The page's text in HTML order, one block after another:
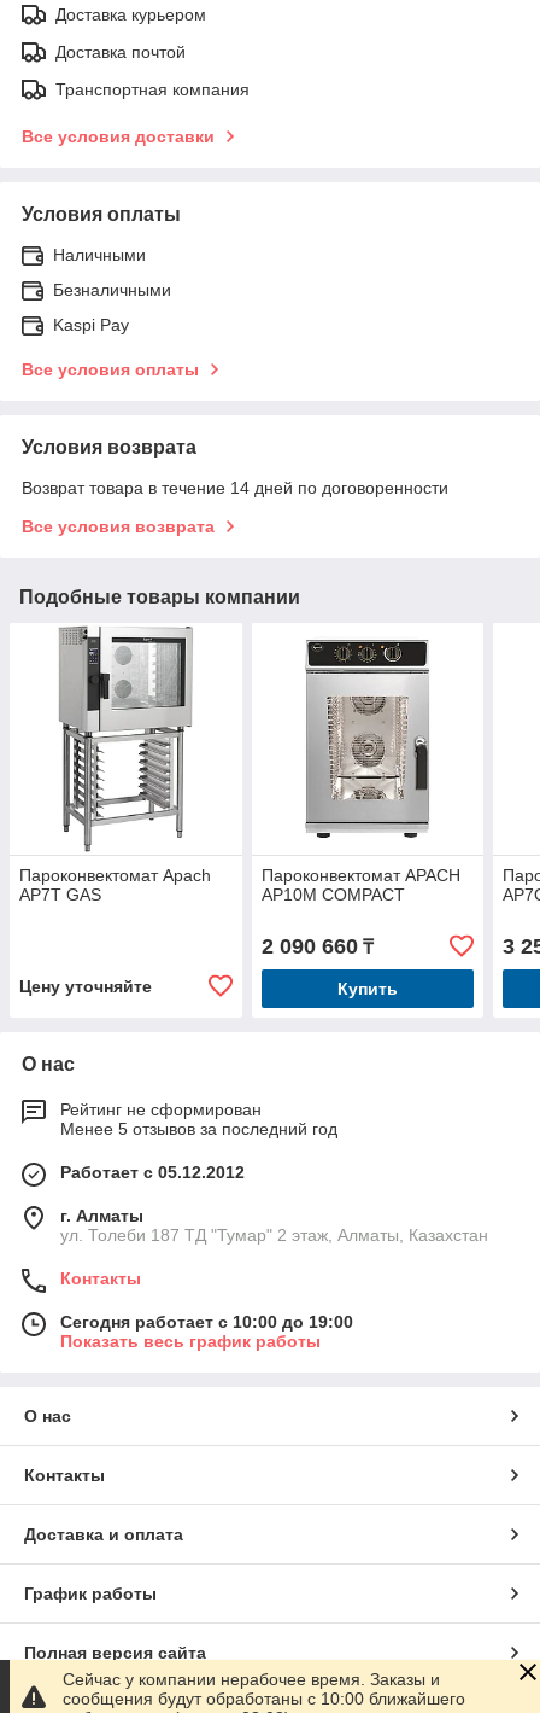
Доставка курьером
Доставка почтой
Транспортная компания
Все условия доставки
Условия оплаты
Наличными
Безналичными
Kaspi Pay
Все условия оплаты
Условия возврата
Возврат товара в течение 14 дней по договоренности
Все условия возврата
Подобные товары компании
Пароконвектомат Apach
AP7T GAS
Цену уточняйте
Пароконвектомат APACH
AP10M COMPACT
2 090 660₸
Купить
3
О нас
Рейтинг не сформирован
Менее 5 отзывов за последний год
Работает с 05.12.2012
г. Алматы
ул. Толеби 187 ТД "Тумар" 2 этаж, Алматы, Казахстан
Контакты
Сегодня работает с 10:00 до 19:00
Показать весь график работы
О нас
Контакты
Доставка и оплата
График работы
Полная версия сайта
Сейчас у компании нерабочее время. Заказы и
сообщения будут обработаны с 10:00 ближайшего